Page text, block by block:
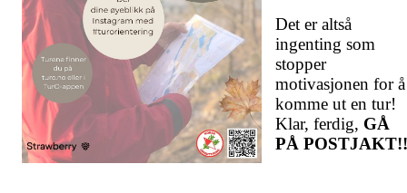
Det er altså
ingenting som
stopper
motivasjonen for å
komme ut en tur!
Klar, ferdig, GÅ
PÅ POSTJAKT!!